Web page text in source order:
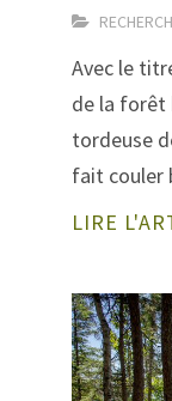
Avec le
de la forêt
tordeuse
fait couler
LIRE